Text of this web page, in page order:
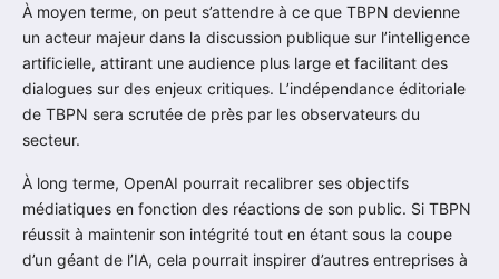
À moyen terme, on peut s’attendre à ce que TBPN devienne
un acteur majeur dans la discussion publique sur l’intelligence
artificielle, attirant une audience plus large et facilitant des
dialogues sur des enjeux critiques. L’indépendance éditoriale
de TBPN sera scrutée de près par les observateurs du
secteur.
À long terme, OpenAI pourrait recalibrer ses objectifs
médiatiques en fonction des réactions de son public. Si TBPN
réussit à maintenir son intégrité tout en étant sous la coupe
d’un géant de l’IA, cela pourrait inspirer d’autres entreprises à